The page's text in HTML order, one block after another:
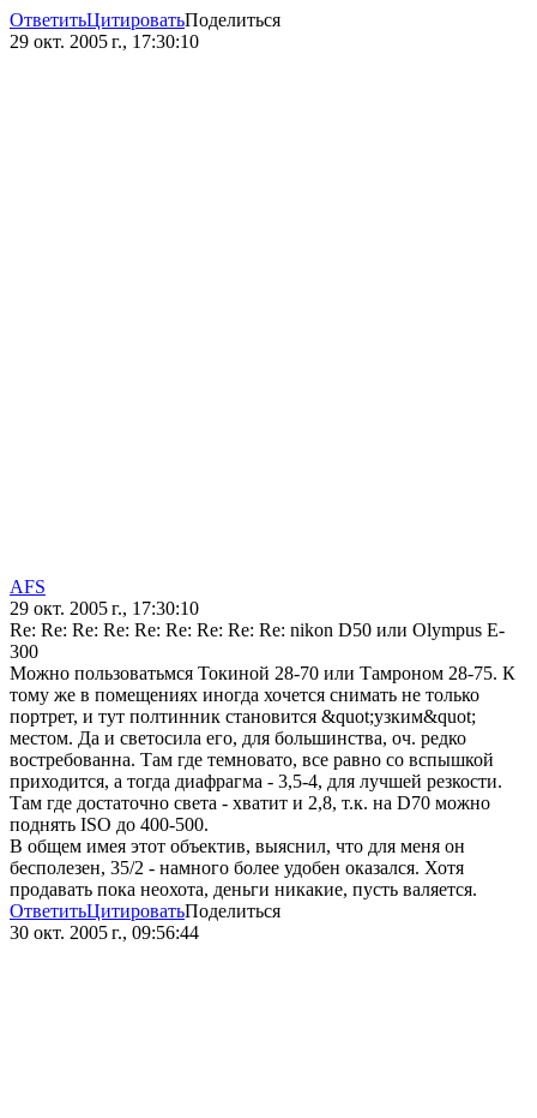
ОтветитьЦитироватьПоделиться
29 окт. 2005 г., 17:30:10
AFS
29 окт. 2005 г., 17:30:10
Re: Re: Re: Re: Re: Re: Re: Re: Re: nikon D50 или Olympus E-
300
Можно пользоватьмся Токиной 28-70 или Тамроном 28-75. К
тому же в помещениях иногда хочется снимать не только
портрет, и тут полтинник становится &quot;узким&quot;
местом. Да и светосила его, для большинства, оч. редко
востребованна. Там где темновато, все равно со вспышкой
приходится, а тогда диафрагма - 3,5-4, для лучшей резкости.
Там где достаточно света - хватит и 2,8, т.к. на D70 можно
поднять ISO до 400-500.
В общем имея этот объектив, выяснил, что для меня он
бесполезен, 35/2 - намного более удобен оказался. Хотя
продавать пока неохота, деньги никакие, пусть валяется.
ОтветитьЦитироватьПоделиться
30 окт. 2005 г., 09:56:44